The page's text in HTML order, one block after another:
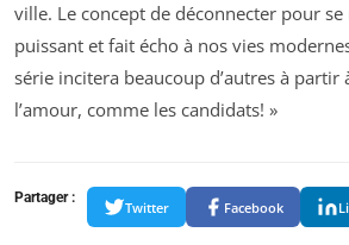
ville. Le concept de déconnecter pour
puissant et fait écho à nos vies
série incitera beaucoup d’autres à partir
l’amour, comme les candidats! »
Partager :
Twitter Facebook